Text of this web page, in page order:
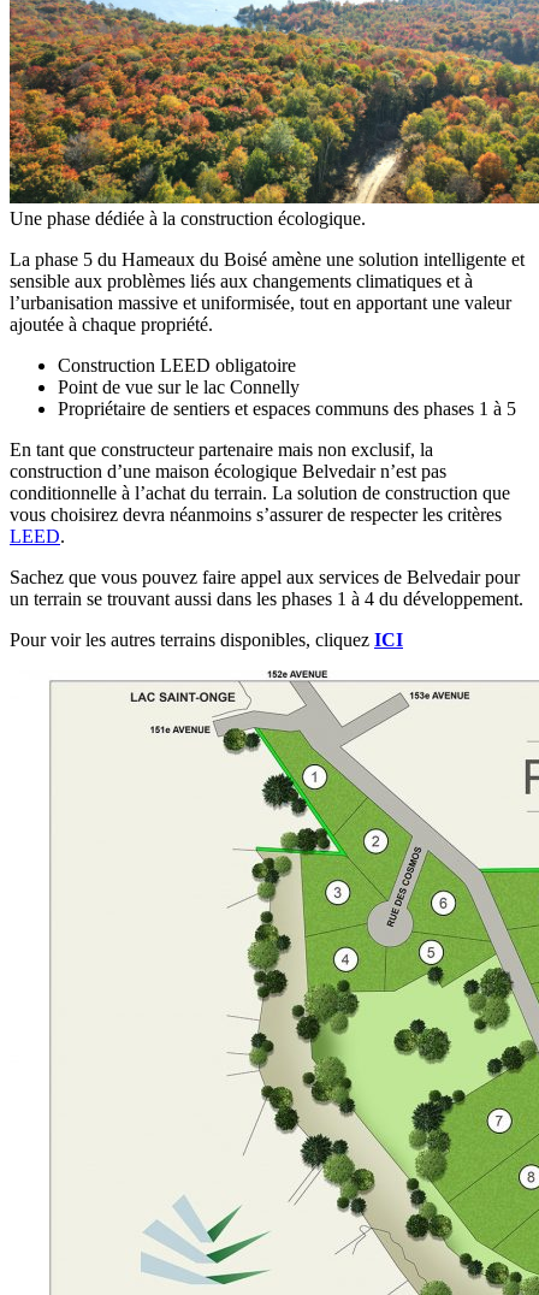
Une phase dédiée à la construction écologique.
La phase 5 du Hameaux du Boisé amène une solution intelligente et
sensible aux problèmes liés aux changements climatiques et à
l’urbanisation massive et uniformisée, tout en apportant une valeur
ajoutée à chaque propriété.
Construction LEED obligatoire
Point de vue sur le lac Connelly
Propriétaire de sentiers et espaces communs des phases 1 à 5
En tant que constructeur partenaire mais non exclusif, la
construction d’une maison écologique Belvedair n’est pas
conditionnelle à l’achat du terrain. La solution de construction que
vous choisirez devra néanmoins s’assurer de respecter les critères
LEED.
Sachez que vous pouvez faire appel aux services de Belvedair pour
un terrain se trouvant aussi dans les phases 1 à 4 du développement.
Pour voir les autres terrains disponibles, cliquez ICI